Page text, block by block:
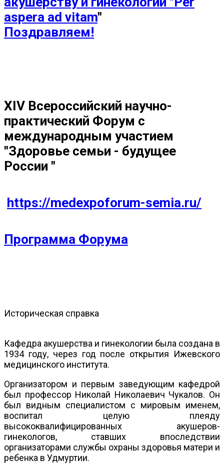
aspera ad vitam"
Поздравляем!
XIV Всероссийский научно-
практический Форум с
международным участием
"Здоровье семьи - будущее
России "
https://medexpoforum-semia.ru/
Программа Форума
Историческая справка
Кафедра акушерства и гинекологии была создана в
1934 году, через год после открытия Ижевского
медицинского института.
Организатором и первым заведующим кафедрой
был профессор Николай Николаевич Чукалов. Он
был видным специалистом с мировым именем,
воспитал целую плеяду
высококвалифицированных акушеров-
гинекологов, ставших впоследствии
организаторами службы охраны здоровья матери и
ребенка в Удмуртии.